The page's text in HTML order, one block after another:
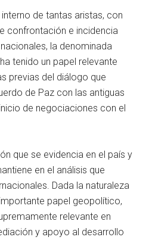
de tantas aristas, con
confrontación e incidencia
la denominada
tenido un papel relevante
previas del diálogo que
de Paz con las antiguas
de negociaciones con el
que se evidencia en el país y
en el análisis que
Dada la naturaleza
papel geopolítico,
relevante en
y apoyo al desarrollo